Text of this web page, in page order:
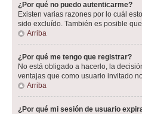
¿Por qué no puedo autenticarme?
Existen varias razones por lo cuál
sido excluído. También es posible
Arriba
¿Por qué me tengo que registrar?
No está obligado a hacerlo, la
ventajas que como usuario invitado
Arriba
¿Por qué mi sesión de usuario